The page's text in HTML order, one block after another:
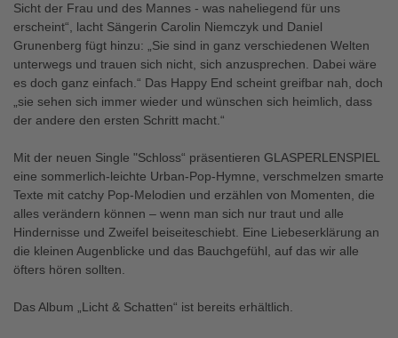
Sicht der Frau und des Mannes - was naheliegend für uns
erscheint“, lacht Sängerin Carolin Niemczyk und Daniel
Grunenberg fügt hinzu: „Sie sind in ganz verschiedenen Welten
unterwegs und trauen sich nicht, sich anzusprechen. Dabei wäre
es doch ganz einfach.“ Das Happy End scheint greifbar nah, doch
„sie sehen sich immer wieder und wünschen sich heimlich, dass
der andere den ersten Schritt macht.“
Mit der neuen Single "Schloss“ präsentieren GLASPERLENSPIEL
eine sommerlich-leichte Urban-Pop-Hymne, verschmelzen smarte
Texte mit catchy Pop-Melodien und erzählen von Momenten, die
alles verändern können – wenn man sich nur traut und alle
Hindernisse und Zweifel beiseiteschiebt. Eine Liebeserklärung an
die kleinen Augenblicke und das Bauchgefühl, auf das wir alle
öfters hören sollten.
Das Album „Licht & Schatten“ ist bereits erhältlich.